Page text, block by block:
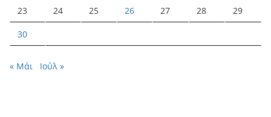
23 24 25 26 27 28 29
30
« Μάι Ιούλ »